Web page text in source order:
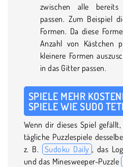
zwischen alle bereits
passen. Zum Beispiel
Formen. Da diese
Anzahl von Kästchen
kleinere Formen
in das Gitter passen.
SPIELE MEHR
SPIELE WIE SUDO
Wenn dir dieses Spiel
tägliche Puzzlespiele
z. B.
Sudoku Daily , das
und das Minesweeper-Puzzle